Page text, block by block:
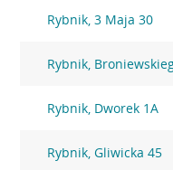
Rybnik, 3 Maja 30
Rybnik,
Rybnik, Dworek 1A
Rybnik, Gliwicka 45